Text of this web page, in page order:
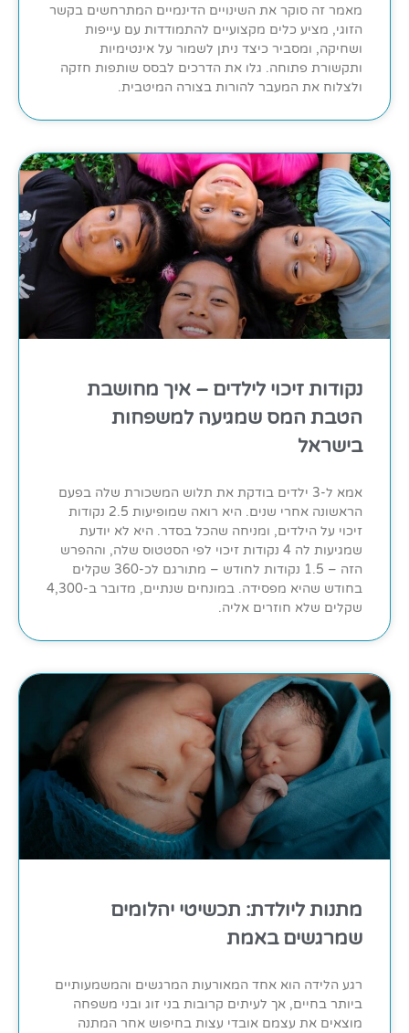
מאמר זה סוקר את השינויים הדינמיים המתרחשים בקשר
הזוגי, מציע כלים מקצועיים להתמודדות עם עייפות
ושחיקה, ומסביר כיצד ניתן לשמור על אינטימיות
ותקשורת פתוחה. גלו את הדרכים לבסס שותפות חזקה
ולצלוח את המעבר להורות בצורה המיטבית.
נקודות זיכוי לילדים – איך מחושבת
הטבת המס שמגיעה למשפחות
בישראל
אמא ל-3 ילדים בודקת את תלוש המשכורת שלה בפעם
הראשונה אחרי שנים. היא רואה שמופיעות 2.5 נקודות
זיכוי על הילדים, ומניחה שהכל בסדר. היא לא יודעת
שמגיעות לה 4 נקודות זיכוי לפי הסטטוס שלה, וההפרש
הזה – 1.5 נקודות לחודש – מתורגם לכ-360 שקלים
בחודש שהיא מפסידה. במונחים שנתיים, מדובר ב-4,300
שקלים שלא חוזרים אליה.
מתנות ליולדת: תכשיטי יהלומים
שמרגשים באמת
רגע הלידה הוא אחד המאורעות המרגשים והמשמעותיים
ביותר בחיים, אך לעיתים קרובות בני זוג ובני משפחה
מוצאים את עצמם אובדי עצות בחיפוש אחר המתנה